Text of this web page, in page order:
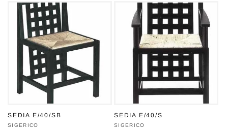
SEDIA E/40/SB
Produttore:
SIGERICO
SEDIA E/40/S
Produttore:
SIGERICO